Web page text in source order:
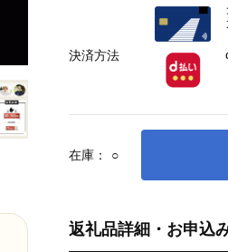
在庫： ○
返礼品詳細・お申込
決済方法